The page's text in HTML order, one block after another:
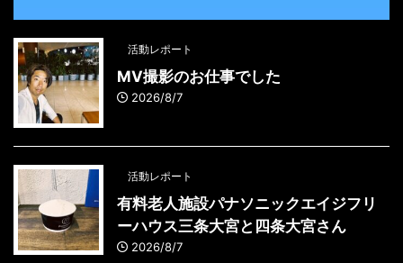
活動レポート
MV撮影のお仕事でした
2026/8/7
活動レポート
有料老人施設パナソニックエイジフリ
ーハウス三条大宮と四条大宮さん
2026/8/7